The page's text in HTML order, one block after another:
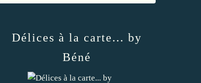
Délices à la carte... by
Béné